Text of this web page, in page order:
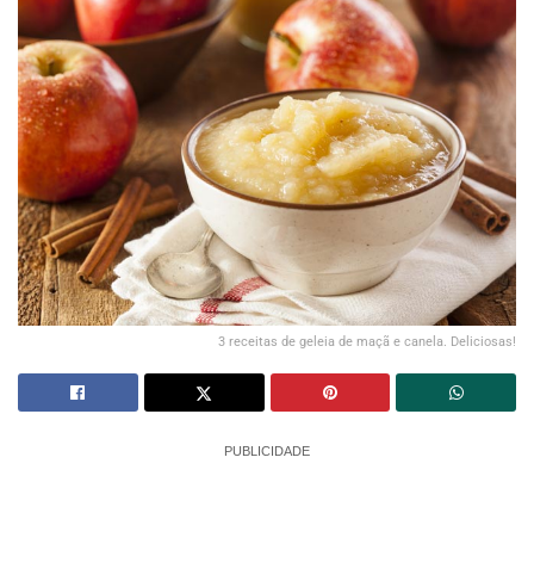
3 receitas de geleia de maçã e canela. Deliciosas!
PUBLICIDADE